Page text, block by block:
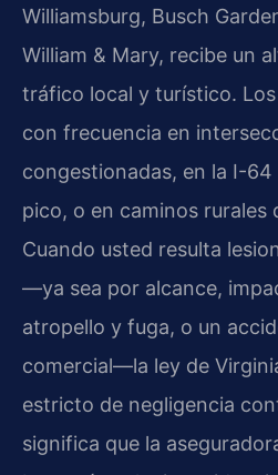
Williamsburg, Busch
William & Mary, recibe un
tráfico local y turístico.
con frecuencia en
congestionadas, en la I-
pico, o en caminos rurales
Cuando usted resulta
—ya sea por alcance,
atropello y fuga, o un
comercial—la ley de
estricto de negligencia
significa que la